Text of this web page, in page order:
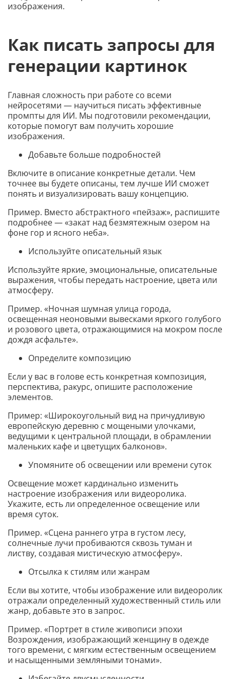
изображения.
Как писать запросы для
генерации картинок
Главная сложность при работе со всеми
нейросетями — научиться писать эффективные
промпты для ИИ. Мы подготовили рекомендации,
которые помогут вам получить хорошие
изображения.
Добавьте больше подробностей
Включите в описание конкретные детали. Чем
точнее вы будете описаны, тем лучше ИИ сможет
понять и визуализировать вашу концепцию.
Пример. Вместо абстрактного «пейзаж», распишите
подробнее — «закат над безмятежным озером на
фоне гор и ясного неба».
Используйте описательный язык
Используйте яркие, эмоциональные, описательные
выражения, чтобы передать настроение, цвета или
атмосферу.
Пример. «Ночная шумная улица города,
освещенная неоновыми вывесками яркого голубого
и розового цвета, отражающимися на мокром после
дождя асфальте».
Определите композицию
Если у вас в голове есть конкретная композиция,
перспектива, ракурс, опишите расположение
элементов.
Пример: «Широкоугольный вид на причудливую
европейскую деревню с мощеными улочками,
ведущими к центральной площади, в обрамлении
маленьких кафе и цветущих балконов».
Упомяните об освещении или времени суток
Освещение может кардинально изменить
настроение изображения или видеоролика.
Укажите, есть ли определенное освещение или
время суток.
Пример. «Сцена раннего утра в густом лесу,
солнечные лучи пробиваются сквозь туман и
листву, создавая мистическую атмосферу».
Отсылка к стилям или жанрам
Если вы хотите, чтобы изображение или видеоролик
отражали определенный художественный стиль или
жанр, добавьте это в запрос.
Пример. «Портрет в стиле живописи эпохи
Возрождения, изображающий женщину в одежде
того времени, с мягким естественным освещением
и насыщенными земляными тонами».